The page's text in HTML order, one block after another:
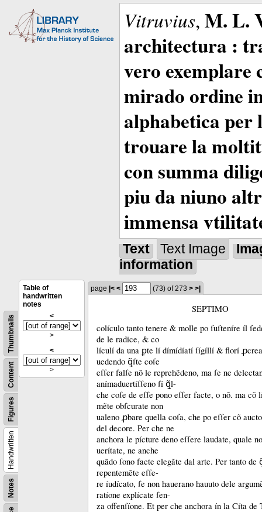
Vitruvius, M. L.
architectura :
vero exemplare
mirado ordine
alphabetica per
trouare la
con summa
piu da niuno
immensa
Text Text Image
information
Notes
Handwritten
Figures
Content
Thumbnails
Table of
handwritten
notes
<
>
<
>
page |< < (73) of 273 > >|
SEPTIMO
colículo tanto tenere & molle po ſuſteníre íl
de le radice, & co
lículí da una ꝑte lí dímídíatí ſígíllí & florí
uedendo ꝗ̃ſte coſe
eſſer falſe nõ le reprehẽdeno, ma ſe ne
anímaduertíſſeno ſí ꝗ̃l-
che coſe de eſſe pono eſſer facte, o nõ. ma cõ
mẽte obſcurate non
ualeno ꝓbare quella coſa, che po eſſer cõ
del decore. Per che ne
anchora le pícture deno eſſere laudate, quale
uerítate, ne anche
quãdo ſono facte elegãte dal arte. Per tanto de
repentemẽte eſſe-
re íudícato, ſe non hauerano hauuto dele
ratíone explícate ſen-
za offenſíone. Et per che anchora ín la Cíta de